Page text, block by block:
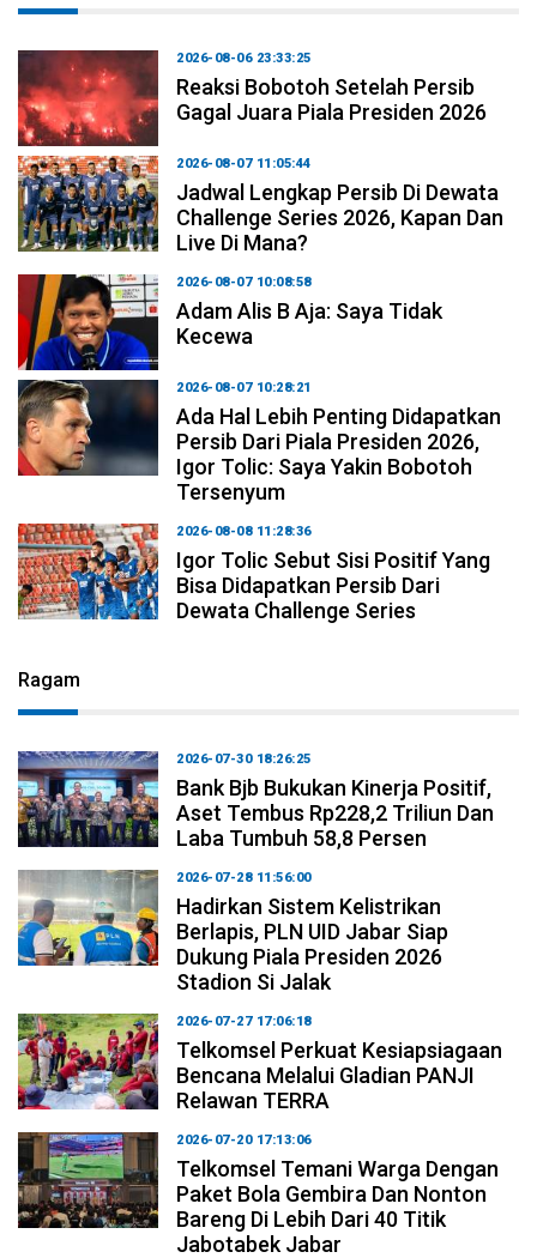
2026-08-06 23:33:25
Reaksi Bobotoh Setelah Persib
Gagal Juara Piala Presiden 2026
2026-08-07 11:05:44
Jadwal Lengkap Persib Di Dewata
Challenge Series 2026, Kapan Dan
Live Di Mana?
2026-08-07 10:08:58
Adam Alis B Aja: Saya Tidak
Kecewa
2026-08-07 10:28:21
Ada Hal Lebih Penting Didapatkan
Persib Dari Piala Presiden 2026,
Igor Tolic: Saya Yakin Bobotoh
Tersenyum
2026-08-08 11:28:36
Igor Tolic Sebut Sisi Positif Yang
Bisa Didapatkan Persib Dari
Dewata Challenge Series
Ragam
2026-07-30 18:26:25
Bank Bjb Bukukan Kinerja Positif,
Aset Tembus Rp228,2 Triliun Dan
Laba Tumbuh 58,8 Persen
2026-07-28 11:56:00
Hadirkan Sistem Kelistrikan
Berlapis, PLN UID Jabar Siap
Dukung Piala Presiden 2026
Stadion Si Jalak
2026-07-27 17:06:18
Telkomsel Perkuat Kesiapsiagaan
Bencana Melalui Gladian PANJI
Relawan TERRA
2026-07-20 17:13:06
Telkomsel Temani Warga Dengan
Paket Bola Gembira Dan Nonton
Bareng Di Lebih Dari 40 Titik
Jabotabek Jabar